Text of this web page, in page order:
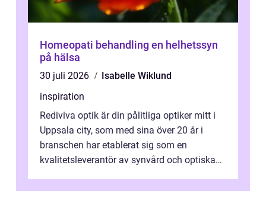
Homeopati behandling en helhetssyn
på hälsa
30 juli 2026
Isabelle Wiklund
inspiration
Rediviva optik är din pålitliga optiker mitt i
Uppsala city, som med sina över 20 år i
branschen har etablerat sig som en
kvalitetsleverantör av synvård och optiska